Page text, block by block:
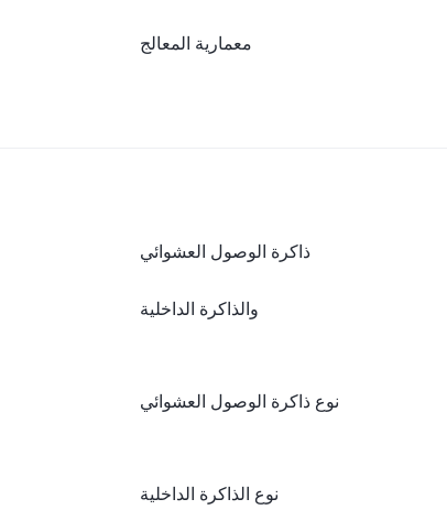
معمارية المعالج
ذاكرة الوصول العشوائي
والذاكرة الداخلية
نوع ذاكرة الوصول العشوائي
نوع الذاكرة الداخلية